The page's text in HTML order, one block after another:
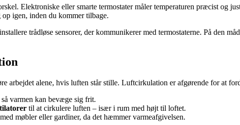
Elektroniske eller smarte termostater måler temperaturen præcist og
igen, inden du kommer tilbage.
trådløse sensorer, der kommunikerer med termostaterne. På den
arbejdet alene, hvis luften står stille. Luftcirkulation er afgørende for at
så varmen kan bevæge sig frit.
til at cirkulere luften – især i rum med højt til loftet.
med møbler eller gardiner, da det hæmmer varmeafgivelsen.